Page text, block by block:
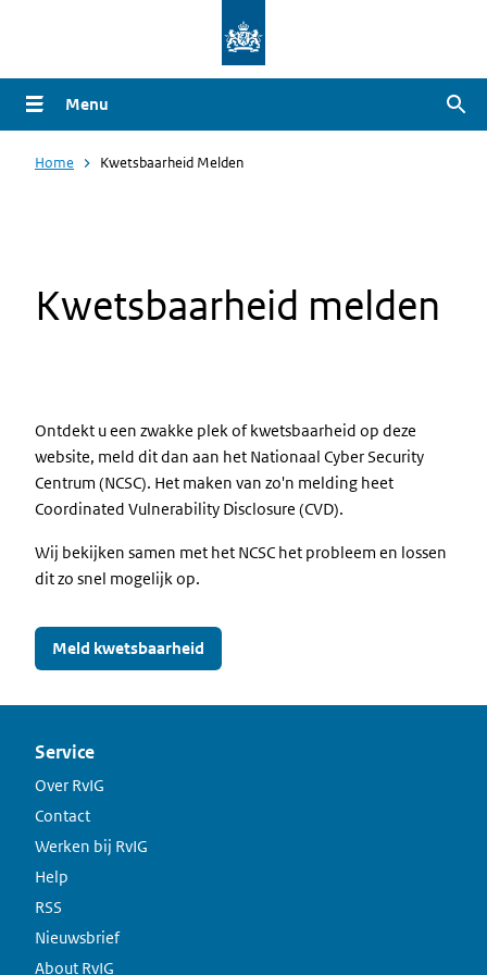
naar
de
gaan
Menu
Home Kwetsbaarheid Melden
Kwetsbaarheid melden
Ontdekt u een zwakke plek of kwetsbaarheid op deze
website, meld dit dan aan het Nationaal Cyber Security
Centrum (NCSC). Het maken van zo'n melding heet
Coordinated Vulnerability Disclosure (CVD).
Wij bekijken samen met het NCSC het probleem en lossen
dit zo snel mogelijk op.
Meld kwetsbaarheid
Service
Over RvIG
Contact
Werken bij RvIG
Help
RSS
Nieuwsbrief
About RvIG